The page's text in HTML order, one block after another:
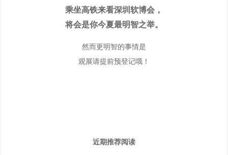
乘坐高铁来看深圳软博会，
将会是你今夏最明智之举。
然而更明智的事情是
观展请提前预登记哦！
近期推荐阅读